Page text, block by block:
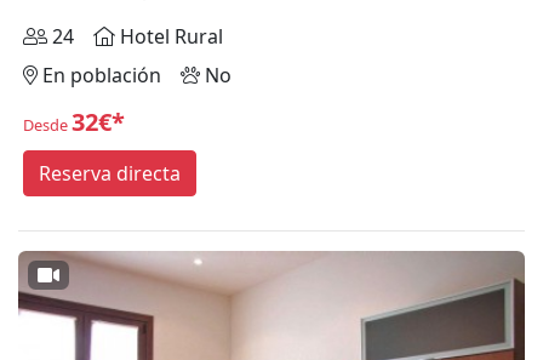
24
Hotel Rural
En población
No
Desde32€*
Reserva directa